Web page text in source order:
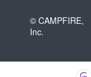
© CAMPFIRE,
Inc.